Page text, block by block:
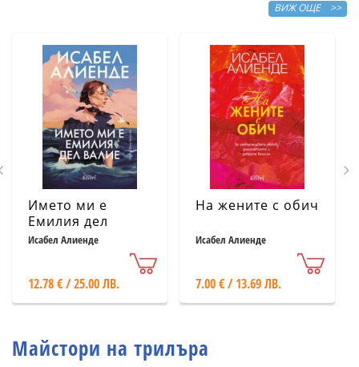
ВИЖ ОЩЕ >>
Името ми е
Емилия дел
Валие
Исабел Алиенде
12.78 € / 25.00 ЛВ.
На жените с обич
Исабел Алиенде
7.00 € / 13.69 ЛВ.
Майстори на трилъра